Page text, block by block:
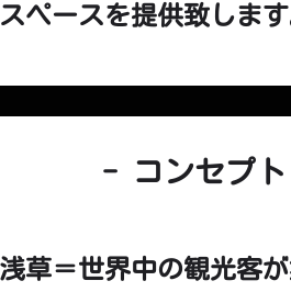
ペースを提供致します
- コンセプ
浅草＝世界中の観光客